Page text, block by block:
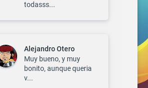
todasss...
Alejandro Otero
Muy bueno, y muy
bonito, aunque queria
v...